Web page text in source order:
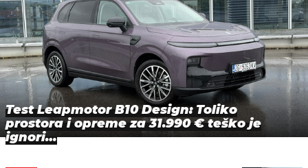
Test Leapmotor B10 Design: Toliko
prostora i opreme za 31.990 € teško je
ignori…